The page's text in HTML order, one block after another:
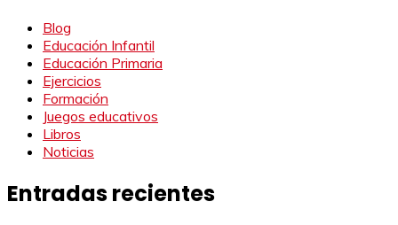
Blog
Educación Infantil
Educación Primaria
Ejercicios
Formación
Juegos educativos
Libros
Noticias
Entradas recientes